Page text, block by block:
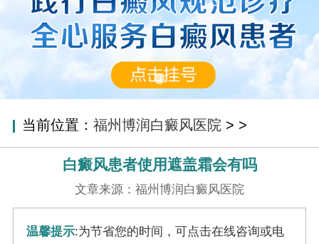
当前位置：福州博润白癜风医院 > >
白癜风患者使用遮盖霜会有吗
文章来源：福州博润白癜风医院
温馨提示:为节省您的时间，可点击在线咨询或电